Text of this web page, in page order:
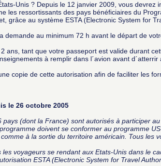
Unis ? Depuis le 12 janvier 2009, vous
les ressortissants des pays bénéficiaires du
grâce au système ESTA (Electronic System for
demande au minimum 72 h avant le départ de
ans, tant que votre passeport est valide durant
à remplir dans l´avion avant d´atterrir
copie de cette autorisation afin de faciliter les
le 26 octobre 2005
(dont la France) sont autorisés à participer
doivent se conformer au programme
à la sortie du territoire américain. Tous
voyageurs se rendant aux Etats-Unis dans le
ESTA (Electronic System for Travel